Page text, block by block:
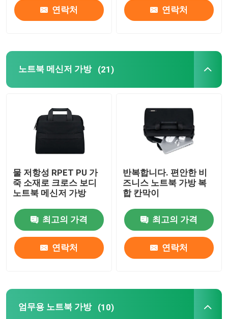
보호 아이폰 케이스
연락처 연락처
노트북 메신저 가방 (21)
물 저항성 RPET PU 가
죽 소재로 크로스 보디
노트북 메신저 가방
최고의 가격
연락처
반복합니다. 편안한 비
즈니스 노트북 가방 복
합 칸막이
최고의 가격
연락처
엄무용 노트북 가방 (10)